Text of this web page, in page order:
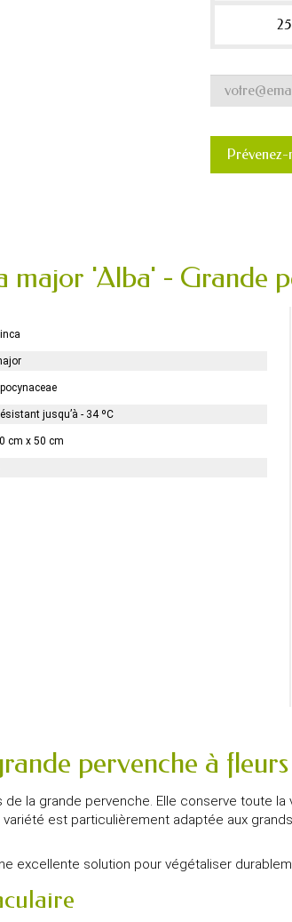
25
major 'Alba' - Grande
jusqu’à - 34 ºC
cm x 50 cm
pervenche à
la grande pervenche. Elle conserve toute
est particulièrement adaptée aux
excellente solution pour végétaliser